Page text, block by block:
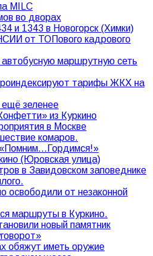
MILC
во дворах
и 1343 в Новогорск (Химки)
от ТОПового кадрового
автобусную маршрутную сеть
тарифы ЖКХ на
ещё зеленее
из Куркино
в Москве
комаров.
(Юровская улица)
в Завидовском заповеднике
освободили от незаконной
маршруты в Куркино.
новый памятник
обяжут иметь оружие